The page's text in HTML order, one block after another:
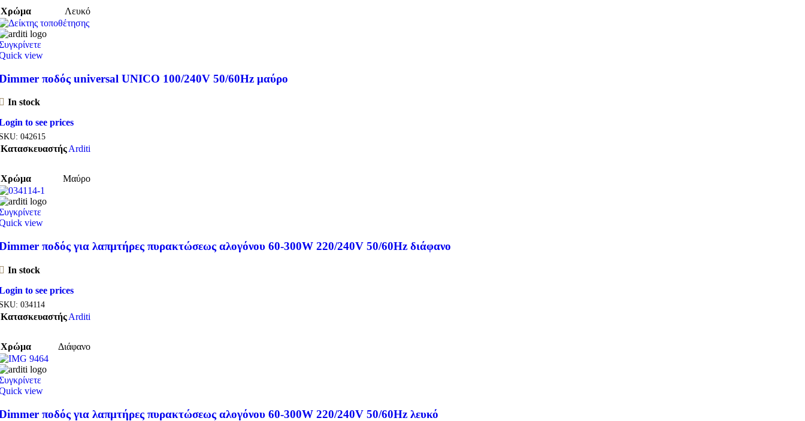
Χρώμα Λευκό
view
ποδός universal UNICO 100/240V 50/60Hz μαύρο
In stock
to see prices
042615
ΚατασκευαστήςArditi
Χρώμα Μαύρο
view
ποδός για λαπμτήρες πυρακτώσεως αλογόνου 60-300W 220/240V 50/60Hz διάφανο
In stock
to see prices
034114
ΚατασκευαστήςArditi
Χρώμα Διάφανο
view
ποδός για λαπμτήρες πυρακτώσεως αλογόνου 60-300W 220/240V 50/60Hz λευκό